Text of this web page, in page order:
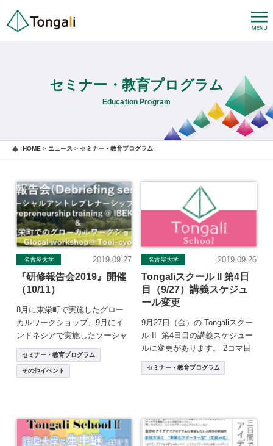
セミナー・教育プログラム
Education Program
HOME > ニュース > セミナー・教育プログラム
名古屋大学 2019.09.27
『研修報告会2019』開催
（10/11）
8月に東栄町で実施したグロー
カルワークショップ、9月にイ
ンドネシアで実施したソーシャ
ルアントレプレナーシップ研修
にて、参加者が研修 […]
セミナー・教育プログラム
その他イベント
名古屋大学 2019.09.26
Tongaliスクール II 第4日
目（9/27）講義スケジュ
ール変更
9月27日（金）の Tongaliスクー
ル II 第4日目の講義スケジュー
ルに変更があります。 2コマ目
の北岡講師急病のため、講 […]
セミナー・教育プログラム